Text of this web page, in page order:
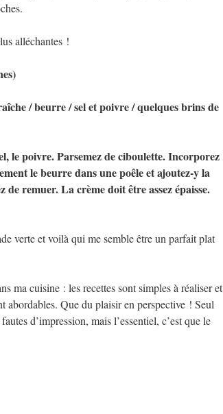
alléchantes !
/ beurre / sel et poivre / quelques brins de
le poivre. Parsemez de ciboulette. Incorporez
le beurre dans une poêle et ajoutez-y la
remuer. La crème doit être assez épaisse.
verte et voilà qui me semble être un parfait plat
ma cuisine : les recettes sont simples à réaliser et
abordables. Que du plaisir en perspective ! Seul
d’impression, mais l’essentiel, c’est que le